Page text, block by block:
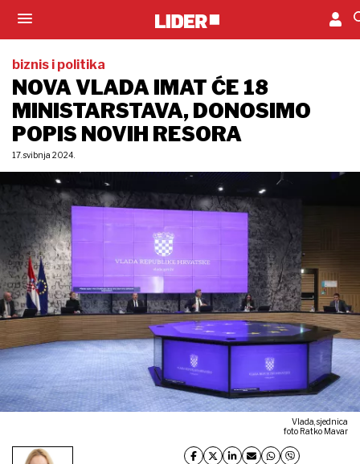
biznis i politika
NOVA VLADA IMAT ĆE 18
MINISTARSTAVA, DONOSIMO
POPIS NOVIH RESORA
17. svibnja 2024.
Vlada, sjednica
foto Ratko Mavar